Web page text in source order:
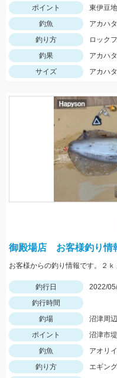
ポイント
東伊豆
釣魚
アカハ
釣り方
ロック
釣果
アカハ
サイズ
アカハ
御殿場店 お客様釣り情
釣行日
2022/
釣行時間
釣場
沼津周辺
ポイント
沼津市
釣魚
アオリ
釣り方
エギング